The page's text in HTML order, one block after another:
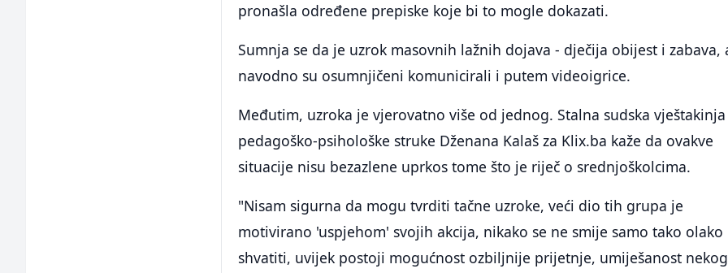
pronašla određene prepiske koje bi to mogle dokazati.
Sumnja se da je uzrok masovnih lažnih dojava - dječija obijest i zabava,
navodno su osumnjičeni komunicirali i putem videoigrice.
Međutim, uzroka je vjerovatno više od jednog. Stalna sudska vještakinja
pedagoško-psihološke struke Dženana Kalaš za Klix.ba kaže da ovakve
situacije nisu bezazlene uprkos tome što je riječ o srednjoškolcima.
"Nisam sigurna da mogu tvrditi tačne uzroke, veći dio tih grupa je
motivirano 'uspjehom' svojih akcija, nikako se ne smije samo tako olako
shvatiti, uvijek postoji mogućnost ozbiljnije prijetnje, umiješanost